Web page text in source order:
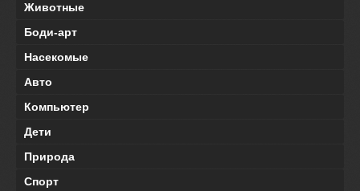
Животные
Боди-арт
Насекомые
Авто
Компьютер
Дети
Природа
Спорт